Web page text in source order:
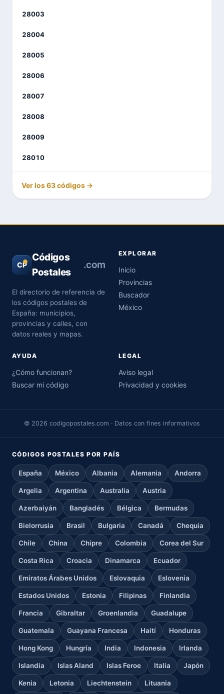
28003
28004
28005
28006
28007
28008
28009
28010
Ver los 63 códigos →
CP
Códigos
Postales
.com
El directorio de referencia de
los códigos postales de
España: municipios,
provincias y calles, con
datos reales y mapas.
EXPLORAR
Inicio
Provincias
Buscador
México
AYUDA
¿Cómo funcionan?
Buscar mi código
LEGAL
Aviso legal
Privacidad y cookies
© 2026 codigopostales.com · Datos con fines informativos
CÓDIGOS POSTALES POR PAÍS
España México Albania Alemania Andorra
Argelia Argentina Australia Austria
Azerbaiyán Bangladés Bélgica Bermudas
Bielorrusia Brasil Bulgaria Canadá Chequia
Chile China Chipre Colombia Corea del Sur
Costa Rica Croacia Dinamarca Ecuador
Emiratos Árabes Unidos Eslovaquia Eslovenia
Estados Unidos Estonia Filipinas Finlandia
Francia Gibraltar Groenlandia Guadalupe
Guatemala Guayana Francesa Haití Honduras
Hong Kong Hungría India Indonesia Irlanda
Islandia Islas Aland Islas Feroe Italia Japón
Kenia Letonia Liechtenstein Lituania